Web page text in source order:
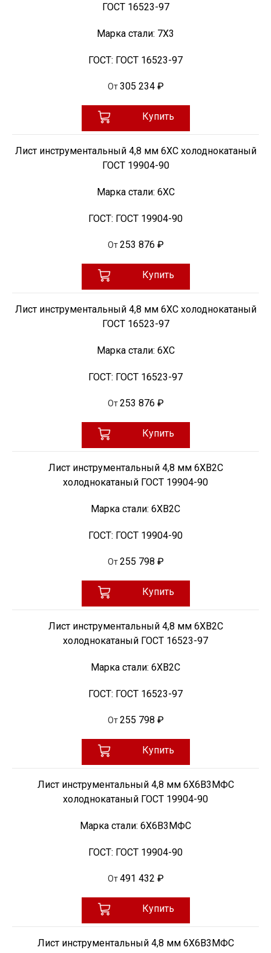
ГОСТ 16523-97
Марка стали: 7Х3
ГОСТ: ГОСТ 16523-97
От 305 234 ₽
Купить
Лист инструментальный 4,8 мм 6ХС холоднокатаный
ГОСТ 19904-90
Марка стали: 6ХС
ГОСТ: ГОСТ 19904-90
От 253 876 ₽
Купить
Лист инструментальный 4,8 мм 6ХС холоднокатаный
ГОСТ 16523-97
Марка стали: 6ХС
ГОСТ: ГОСТ 16523-97
От 253 876 ₽
Купить
Лист инструментальный 4,8 мм 6ХВ2С
холоднокатаный ГОСТ 19904-90
Марка стали: 6ХВ2С
ГОСТ: ГОСТ 19904-90
От 255 798 ₽
Купить
Лист инструментальный 4,8 мм 6ХВ2С
холоднокатаный ГОСТ 16523-97
Марка стали: 6ХВ2С
ГОСТ: ГОСТ 16523-97
От 255 798 ₽
Купить
Лист инструментальный 4,8 мм 6Х6В3МФС
холоднокатаный ГОСТ 19904-90
Марка стали: 6Х6В3МФС
ГОСТ: ГОСТ 19904-90
От 491 432 ₽
Купить
Лист инструментальный 4,8 мм 6Х6В3МФС